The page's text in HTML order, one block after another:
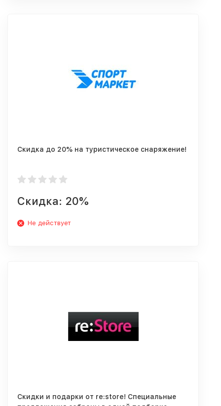
Скидка до 20% на туристическое снаряжение!
Скидка: 20%
Не действует
Скидки и подарки от re:store! Специальные